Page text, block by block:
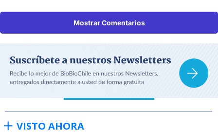
Mostrar Comentarios
VISTO AHORA